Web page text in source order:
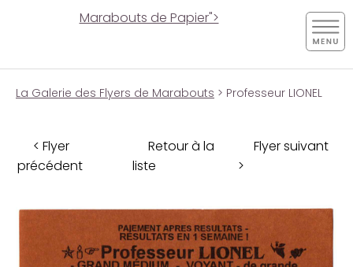
Marabouts de Papier">
La Galerie des Flyers de Marabouts > Professeur LIONEL
< Flyer
précédent
Retour à la
liste
Flyer suivant
>